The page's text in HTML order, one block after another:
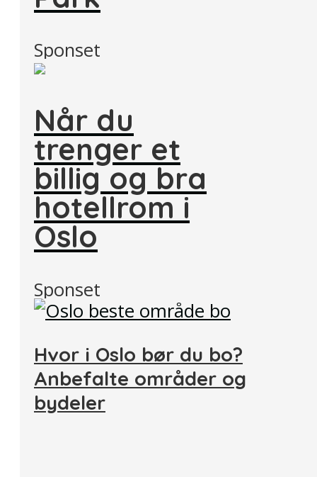
Sponset
Når du
trenger et
billig og bra
hotellrom i
Oslo
Sponset
Hvor i Oslo bør du bo?
Anbefalte områder og
bydeler